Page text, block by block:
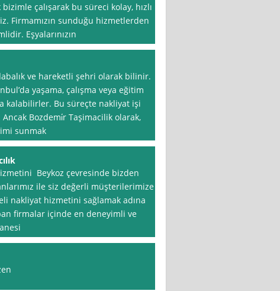
çalışarak bu süreci kolay, hızlı
Firmamızın sunduğu hizmetlerden
Eşyalarınızın
ve hareketli şehri olarak bilinir.
yaşama, çalışma veya eğitim
kalabilirler. Bu süreçte nakliyat işi
Bozdemi̇r Taşimacilik olarak,
sunmak
Beykoz çevresinde bizden
ile siz değerli müşterilerimize
nakliyat hizmetini sağlamak adına
firmalar içinde en deneyimli ve